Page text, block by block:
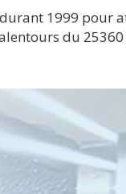
1999 pour
du 25360